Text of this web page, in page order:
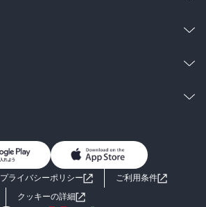
男子向けラノベ
小説
お問い合わせ
プライバシーポリシー
ご利用条件
クッキーの詳細